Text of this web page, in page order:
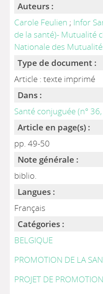
Auteurs :
Carole Feulien ; Infor
de la santé)- Mutualité
Nationale des
Type de document :
Article : texte imprimé
Dans :
Santé conjuguée (n°
Article en page(s) :
pp. 49-50
Note générale :
biblio.
Langues :
Français
Catégories :
BELGIQUE
PROMOTION DE LA
PROJET DE